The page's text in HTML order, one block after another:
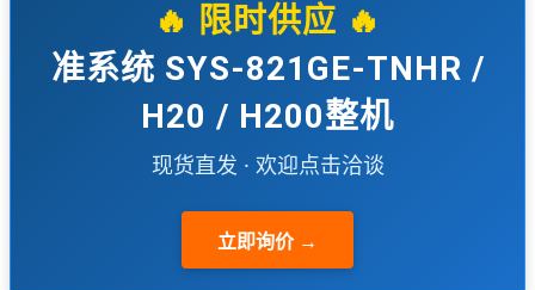
🔥 限时供应 🔥
准系统 SYS-821GE-TNHR /
H20 / H200整机
现货直发 · 欢迎点击洽谈
立即询价 →